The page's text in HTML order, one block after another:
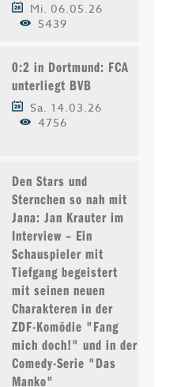
BADESAISON IM MEMMINGER
FREIBAD STARTET...
Mi. 06.05.26
5439
0:2 in Dortmund: FCA
unterliegt BVB
Sa. 14.03.26
4756
Den Stars und
Sternchen so nah mit
Jana: Jan Krauter im
Interview – Ein
Schauspieler mit
Tiefgang begeistert
mit seinen neuen
Charakteren in der
ZDF-Komödie "Fang
mich doch!" und in der
Comedy-Serie "Das
Manko"